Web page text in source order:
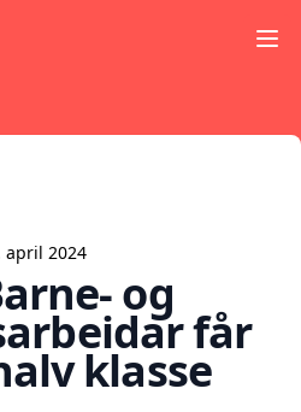
april 2024
og
får
klasse